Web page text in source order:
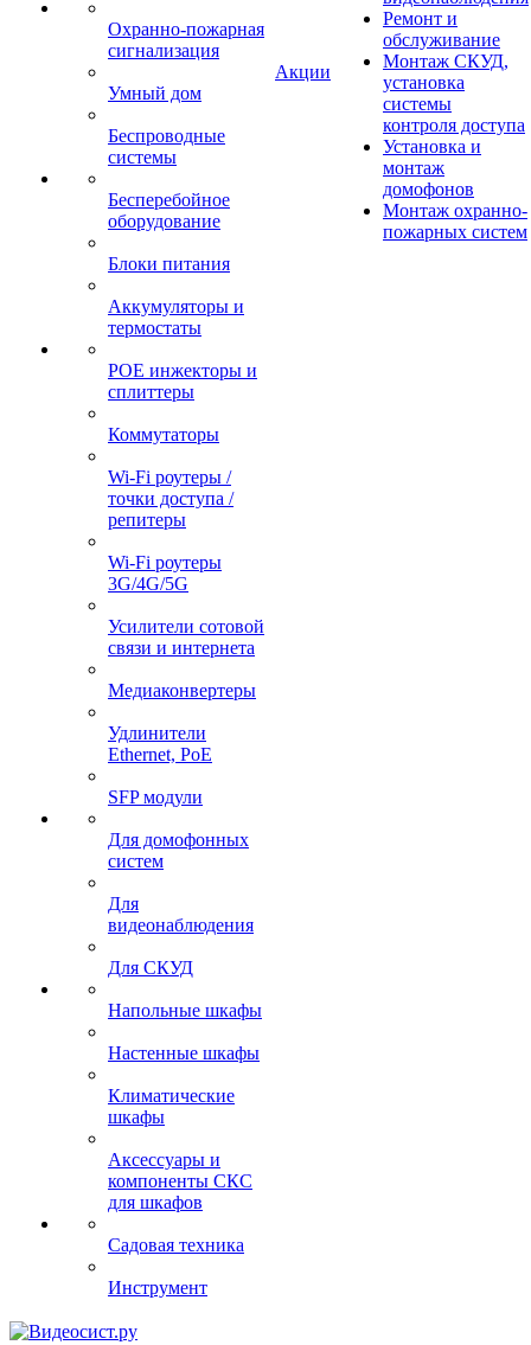
Охранно-пожарная
сигнализация
Умный дом
Беспроводные
системы
Бесперебойное
оборудование
Блоки питания
Аккумуляторы и
термостаты
POE инжекторы и
сплиттеры
Коммутаторы
Wi-Fi роутеры /
точки доступа /
репитеры
Wi-Fi роутеры
3G/4G/5G
Усилители сотовой
связи и интернета
Медиаконвертеры
Удлинители
Ethernet, PoE
SFP модули
Для домофонных
систем
Для
видеонаблюдения
Для СКУД
Напольные шкафы
Настенные шкафы
Климатические
шкафы
Аксессуары и
компоненты СКС
для шкафов
Садовая техника
Инструмент
Акции
Ремонт и
обслуживание
Монтаж СКУД,
установка
системы
контроля доступа
Установка и
монтаж
домофонов
Монтаж охранно-
пожарных систем